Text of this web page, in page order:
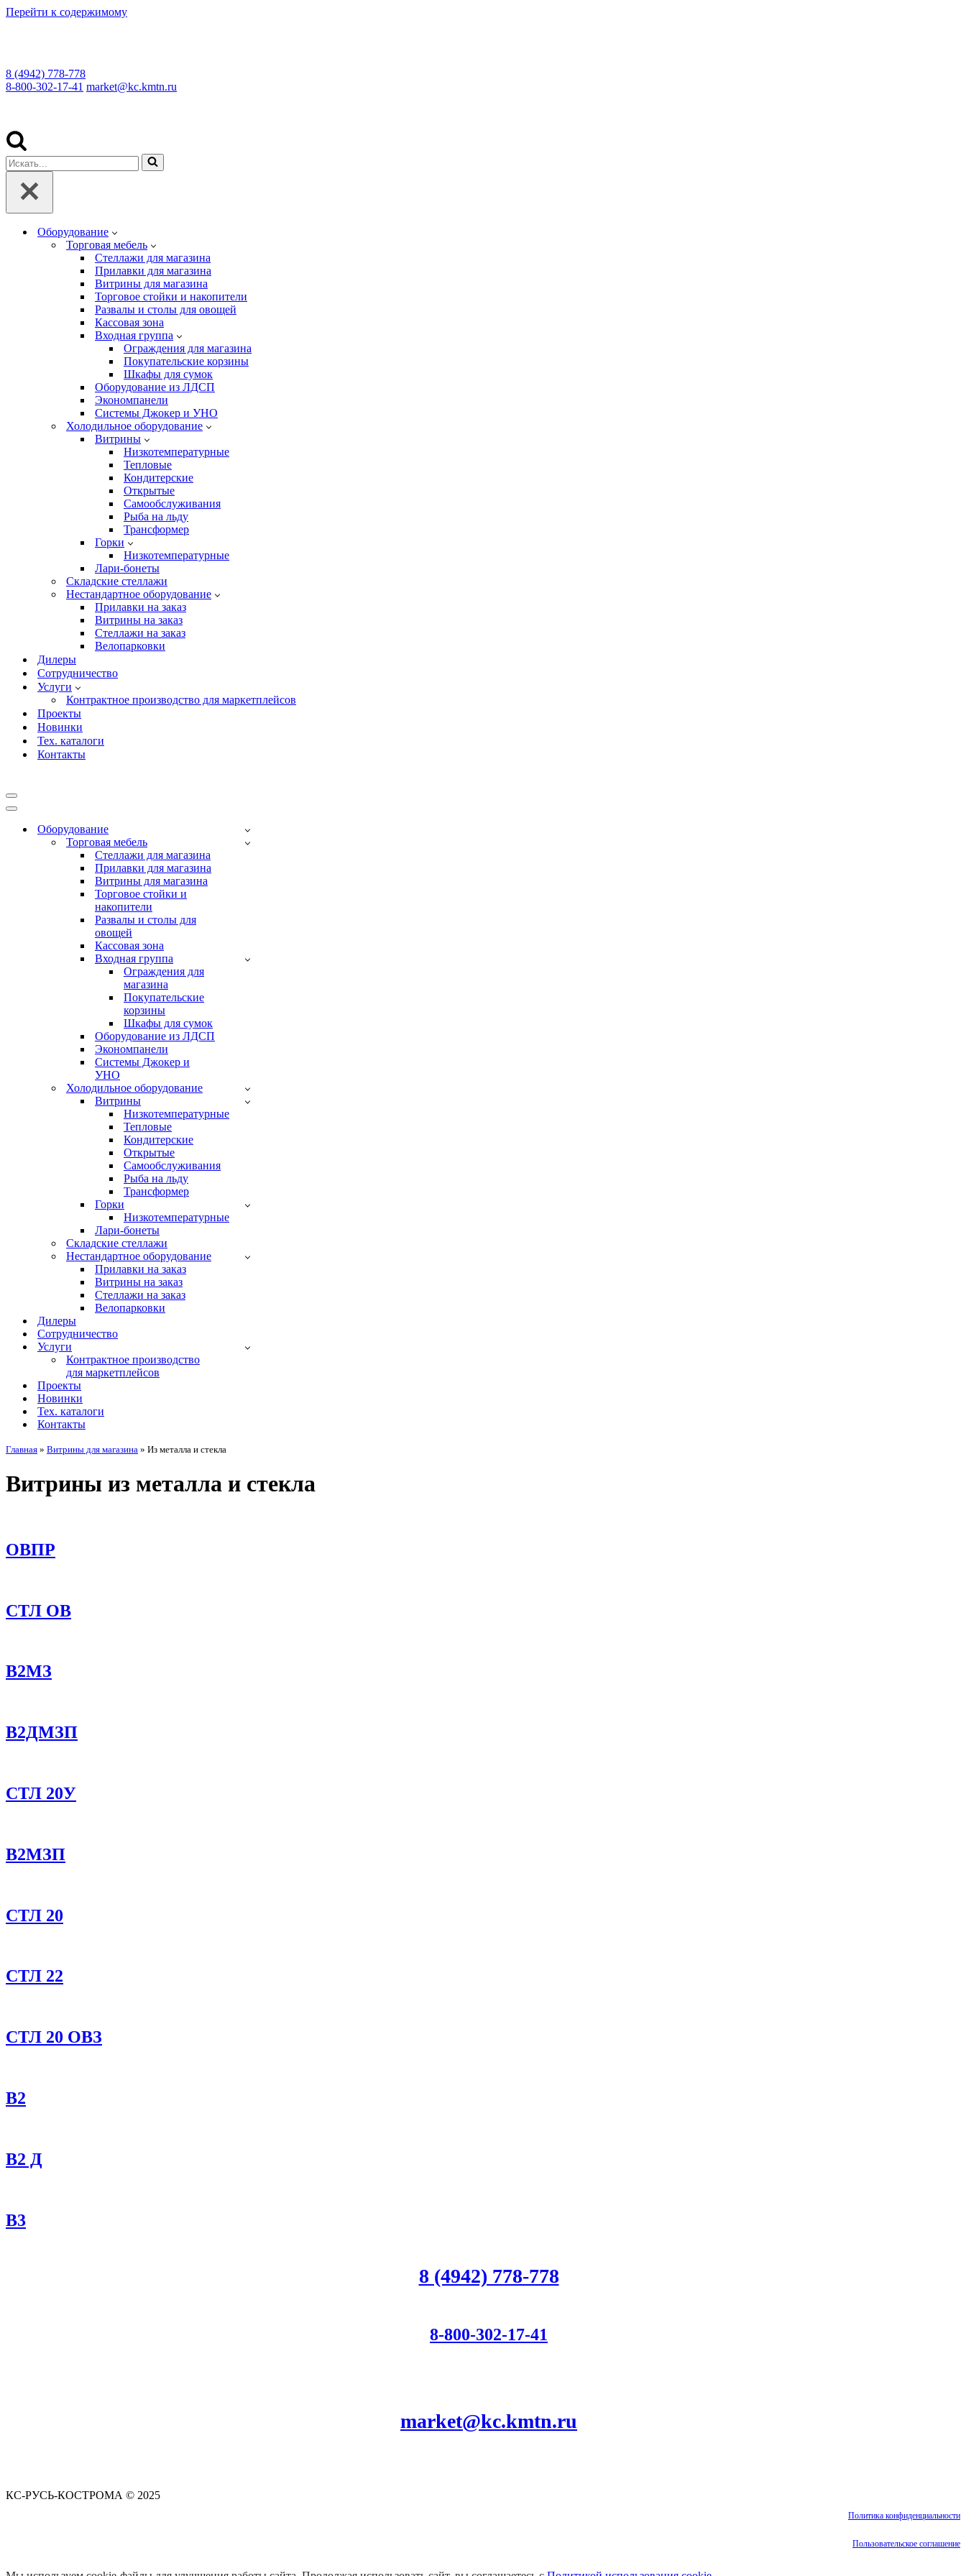
Перейти к содержимому
8 (4942) 778-778
8-800-302-17-41 market@kc.kmtn.ru
Искать...
Оборудование
Торговая мебель
Cтеллажи для магазина
Прилавки для магазина
Витрины для магазина
Торговое стойки и накопители
Развалы и столы для овощей
Кассовая зона
Входная группа
Ограждения для магазина
Покупательские корзины
Шкафы для сумок
Оборудование из ЛДСП
Экономпанели
Системы Джокер и УНО
Холодильное оборудование
Витрины
Низкотемпературные
Тепловые
Кондитерские
Открытые
Cамообслуживания
Рыба на льду
Трансформер
Горки
Низкотемпературные
Лари-бонеты
Складские стеллажи
Нестандартное оборудование
Прилавки на заказ
Витрины на заказ
Стеллажи на заказ
Велопарковки
Дилеры
Сотрудничество
Услуги
Контрактное производство для маркетплейсов
Проекты
Новинки
Тех. каталоги
Контакты
Меню
навигации
Меню
навигацииОборудование
Торговая мебель
Cтеллажи для магазина
Прилавки для магазина
Витрины для магазина
Торговое стойки и
накопители
Развалы и столы для
овощей
Кассовая зона
Входная группа
Ограждения для
магазина
Покупательские
корзины
Шкафы для сумок
Оборудование из ЛДСП
Экономпанели
Системы Джокер и
УНО
Холодильное оборудование
Витрины
Низкотемпературные
Тепловые
Кондитерские
Открытые
Cамообслуживания
Рыба на льду
Трансформер
Горки
Низкотемпературные
Лари-бонеты
Складские стеллажи
Нестандартное оборудование
Прилавки на заказ
Витрины на заказ
Стеллажи на заказ
Велопарковки
Дилеры
Сотрудничество
Услуги
Контрактное производство
для маркетплейсов
Проекты
Новинки
Тех. каталоги
Контакты
Главная » Витрины для магазина » Из металла и стекла
Витрины из металла и стекла
ОВПР
СТЛ ОВ
В2МЗ
В2ДМЗП
СТЛ 20У
В2МЗП
СТЛ 20
СТЛ 22
СТЛ 20 ОВЗ
В2
В2 Д
B3
8 (4942) 778-778
8-800-302-17-41
market@kc.kmtn.ru
КС-РУСЬ-КОСТРОМА © 2025
Политика конфиденциальности
Пользовательское соглашение